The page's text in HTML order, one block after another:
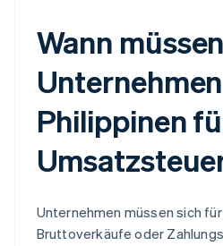
Wann
Philippinen
Unternehmen müssen sich
Bruttoverkäufe oder